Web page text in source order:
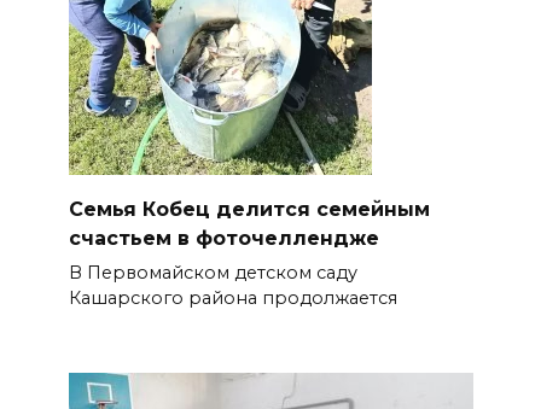
Семья Кобец делится семейным
счастьем в фоточеллендже
В Первомайском детском саду
Кашарского района продолжается